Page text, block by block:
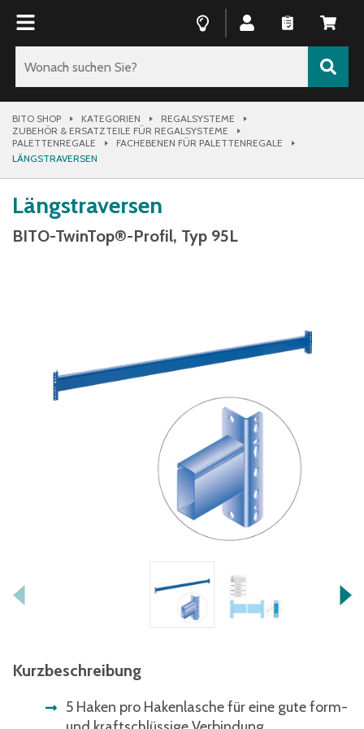
BITO SHOP KATEGORIEN
REGALSYSTEME
ZUBEHÖR & ERSATZTEILE FÜR REGALSYSTEME
PALETTENREGALE
FACHEBENEN FÜR PALETTENREGALE
LÄNGSTRAVERSEN
Längstraversen
BITO-TwinTop®-Profil, Typ 95L
Kurzbeschreibung
5 Haken pro Hakenlasche für eine gute form-